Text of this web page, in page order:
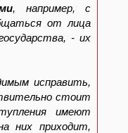
, например, с
от лица
- их
исправить,
стоит
имеют
них приходит,